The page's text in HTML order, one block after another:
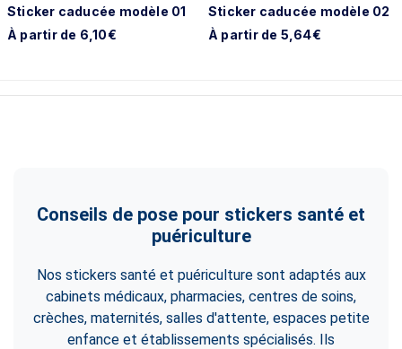
Sticker caducée modèle 01
À partir de 6,10€
Sticker caducée modèle 02
À partir de 5,64€
Conseils de pose pour stickers santé et
puériculture
Nos stickers santé et puériculture sont adaptés aux
cabinets médicaux, pharmacies, centres de soins,
crèches, maternités, salles d'attente, espaces petite
enfance et établissements spécialisés. Ils